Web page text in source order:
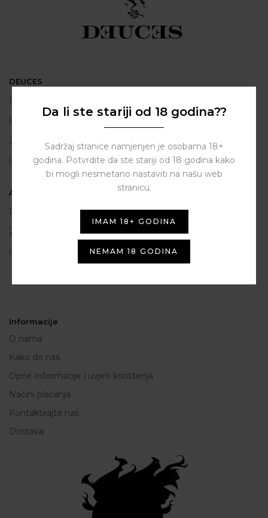
DEUCES
Polačišće 2
City Gallery
Zadar
098 163 2222
ASSIST HUB d.o.o.
Put vrljuge 13
23206 Sukošan
OIB: 80250945864
Informacije
O nama
Kako do nas
Opće Informacije i uvjeti korištenja
Načini plaćanja
Kontaktirajte nas
Dostava
Da li ste stariji od 18 godina??
Sadržaj stranice namjenjen je osobama 18+
godina. Potvrdite da ste stariji od 18 godina kako
bi mogli nesmetano nastaviti na našu web
stranicu.
IMAM 18+ GODINA
NEMAM 18 GODINA